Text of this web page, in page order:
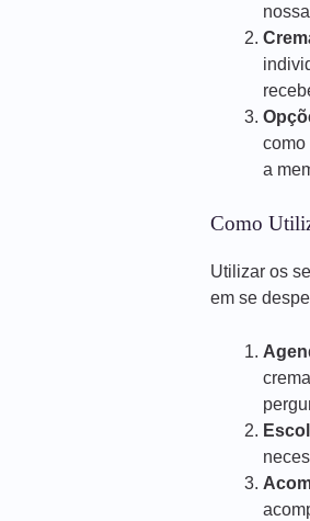
como
a
Como
Utilizar os
em se